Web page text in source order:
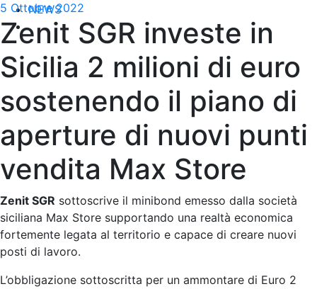
NEWS
5 Ottobre 2022
Zenit SGR investe in
Sicilia 2 milioni di euro
sostenendo il piano di
aperture di nuovi punti
vendita Max Store
Zenit SGR sottoscrive il minibond emesso dalla società
siciliana Max Store supportando una realtà economica
fortemente legata al territorio e capace di creare nuovi
posti di lavoro.
L’obbligazione sottoscritta per un ammontare di Euro 2